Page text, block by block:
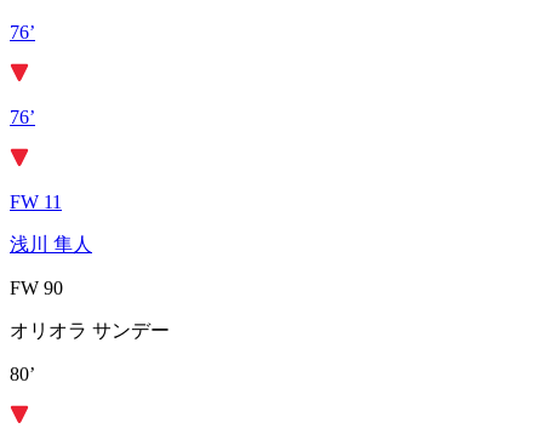
76’
76’
FW 11
浅川 隼人
FW 90
オリオラ サンデー
80’